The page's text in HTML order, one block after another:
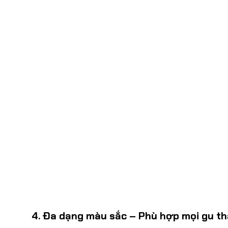
4. Đa dạng màu sắc – Phù hợp mọi gu